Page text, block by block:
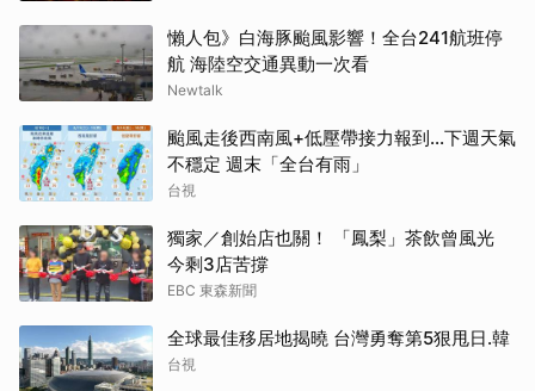
懶人包》白海豚颱風影響！全台241航班停
航 海陸空交通異動一次看
Newtalk
颱風走後西南風+低壓帶接力報到...下週天氣
不穩定 週末「全台有雨」
台視
獨家／創始店也關！ 「鳳梨」茶飲曾風光
今剩3店苦撐
EBC 東森新聞
全球最佳移居地揭曉 台灣勇奪第5狠甩日.韓
台視